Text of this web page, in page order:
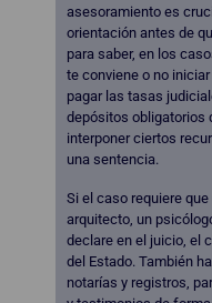
asesoramiento es
orientación antes de
para saber, en los
te conviene o no
pagar las tasas
depósitos obligatorios
interponer ciertos
una sentencia.
Si el caso requiere
arquitecto, un
declare en el juicio, el
del Estado. También
notarías y registros,